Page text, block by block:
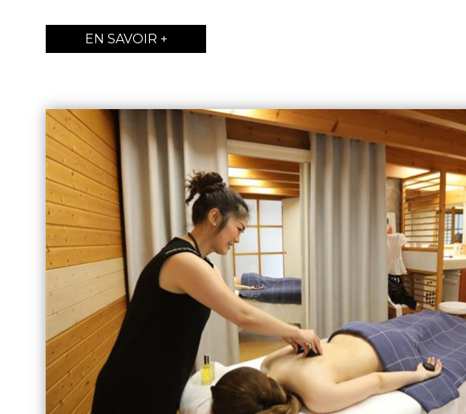
EN SAVOIR +